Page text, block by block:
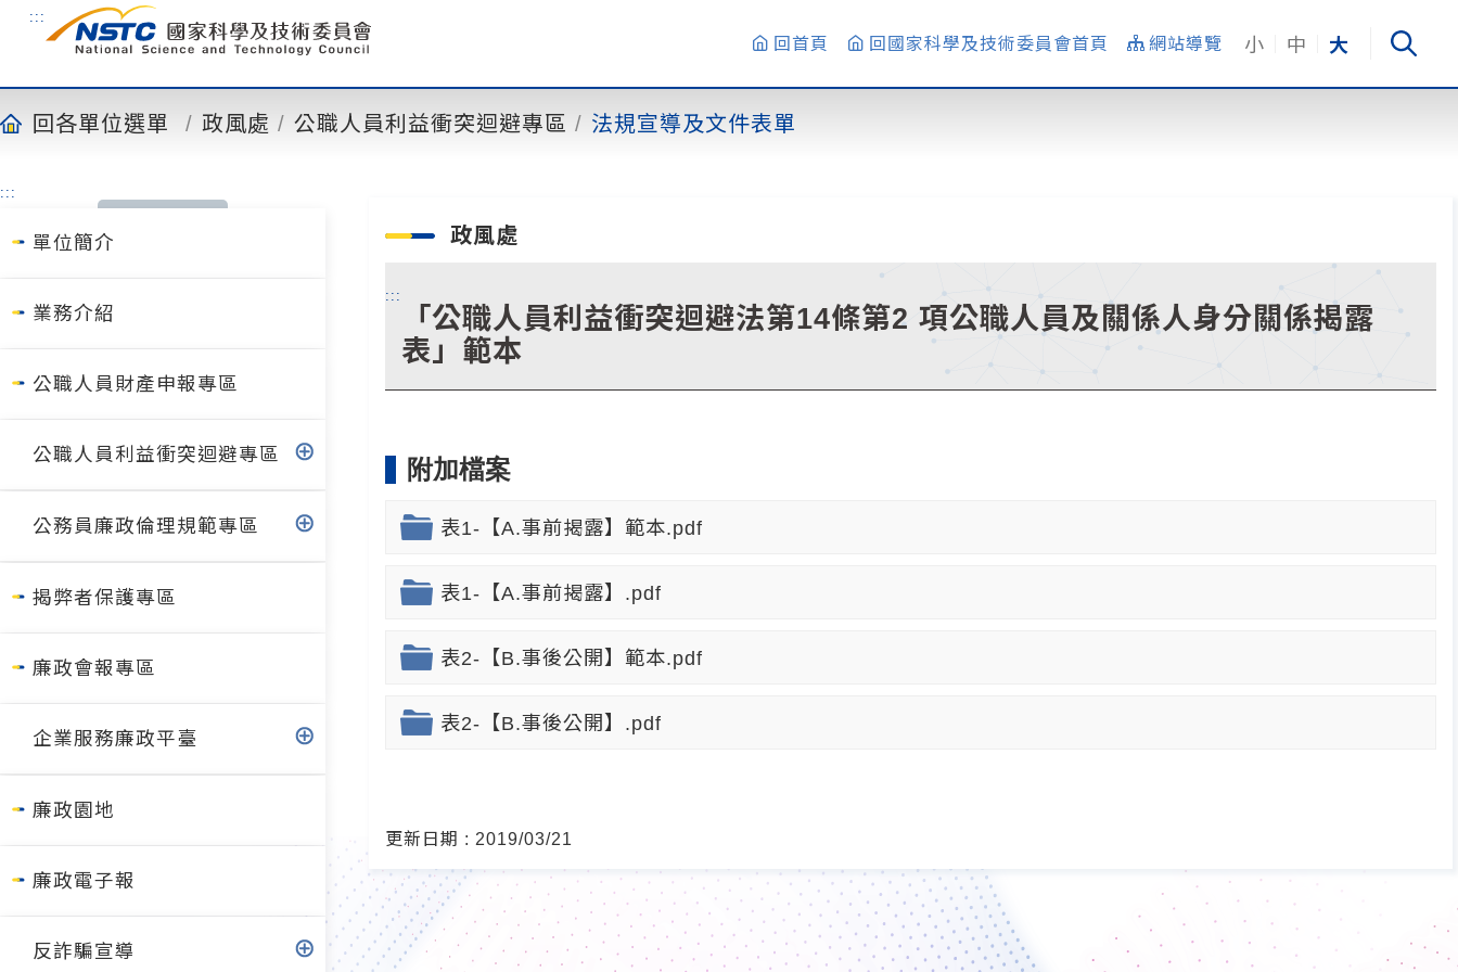
內
容
:::
回首頁 回國家科學及技術委員會首頁 網站導覽 小 中 大
回各單位選單 政風處 公職人員利益衝突迴避專區 法規宣導及文件表單
:::
單位簡介
業務介紹
公職人員財產申報專區
公職人員利益衝突迴避專區
公務員廉政倫理規範專區
揭弊者保護專區
廉政會報專區
企業服務廉政平臺
廉政園地
廉政電子報
反詐騙宣導
政風處
:::
「公職人員利益衝突迴避法第14條第2 項公職人員及關係人身分關係揭露
表」範本
附加檔案
表1-【A.事前揭露】範本.pdf
表1-【A.事前揭露】.pdf
表2-【B.事後公開】範本.pdf
表2-【B.事後公開】.pdf
更新日期 : 2019/03/21